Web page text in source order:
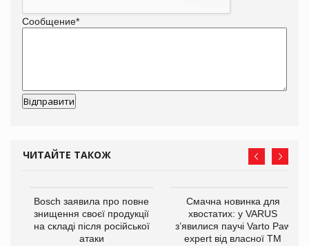
Сообщение*
ЧИТАЙТЕ ТАКОЖ
Bosch заявила про повне
знищення своєї продукції
на складі після російської
атаки
Смачна новинка для
хвостатих: у VARUS
з’явилися паучі Varto Paw
expert від власної ТМ